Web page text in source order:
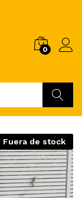
0
Fuera de stock